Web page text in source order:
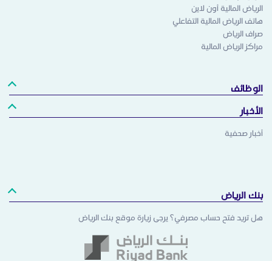
الرياض المالية أون لاين
هاتف الرياض المالية التفاعلي
صراف الرياض
مراكز الرياض المالية
الوظائف
الأخبار
أخبار صحفية
بنك الرياض
هل تريد فتح حساب مصرفي؟ يرجى زيارة موقع بنك الرياض